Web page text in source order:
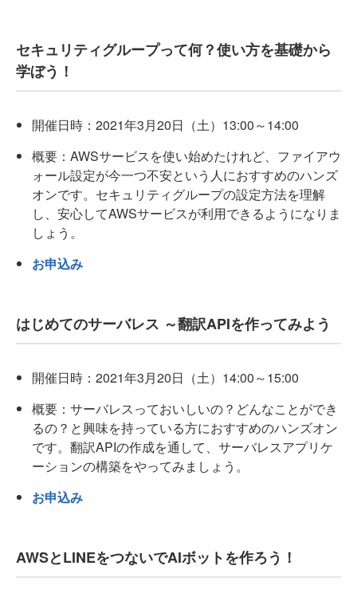
セキュリティグループって何？使い方を基礎から
学ぼう！
開催日時：2021年3月20日（土）13:00～14:00
概要：AWSサービスを使い始めたけれど、ファイアウ
ォール設定が今一つ不安という人におすすめのハンズ
オンです。セキュリティグループの設定方法を理解
し、安心してAWSサービスが利用できるようになりま
しょう。
お申込み
はじめてのサーバレス ～翻訳APIを作ってみよう
開催日時：2021年3月20日（土）14:00～15:00
概要：サーバレスっておいしいの？どんなことができ
るの？と興味を持っている方におすすめのハンズオン
です。翻訳APIの作成を通して、サーバレスアプリケ
ーションの構築をやってみましょう。
お申込み
AWSとLINEをつないでAIボットを作ろう！